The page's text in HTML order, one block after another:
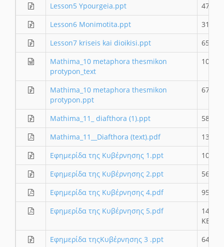
Lesson5 Ypourgeia.ppt
475 KB
Lesson6 Monimotita.ppt
315.5
Lesson7 kriseis kai dioikisi.ppt
650 KB
Mathima_10 metaphora thesmikon
protypon_text
103.5
Mathima_10 metaphora thesmikon
protypon.ppt
676.5
Mathima_11_ diafthora (1).ppt
584 KB
Mathima_11__Diafthora (text).pdf
13.02
Εφημερίδα της Κυβέρνησης 1.ppt
1011
Εφημερίδα της Κυβέρνησης 2.ppt
561.5
Εφημερίδα της Κυβέρνησης 4.pdf
95.11
Εφημερίδα της Κυβέρνησης 5.pdf
140.14
KB
Εφημερίδα τηςΚυβέρνησης 3 .ppt
646 KB